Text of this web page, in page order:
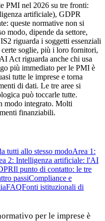
PMI nel 2026 su tre fronti:
artificiale), GDPR
queste normative non si
modo, dipende da settore,
riguarda i soggetti essenziali
soglie, più i loro fornitori,
Act riguarda anche chi usa
più immediato per le PMI è
tutte le imprese e torna
di dati. Le tre aree si
può toccarle tutte.
modo integrato. Molti
finanziabili.
tutti allo stesso modoArea 1:
2: Intelligenza artificiale: l'AI
Il punto di contatto: le tre
passiCompliance e
FAQFonti istituzionali di
per le imprese è